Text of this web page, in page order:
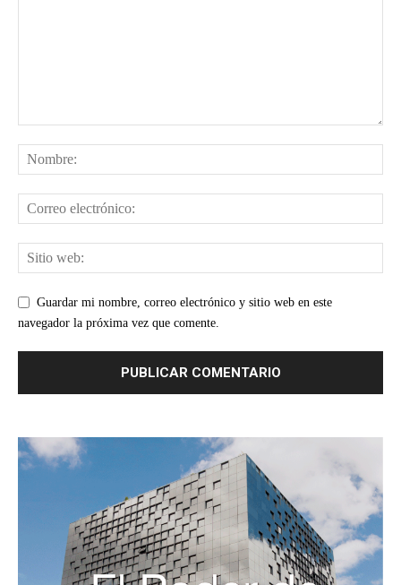
Guardar mi nombre, correo electrónico y sitio web en este
navegador la próxima vez que comente.